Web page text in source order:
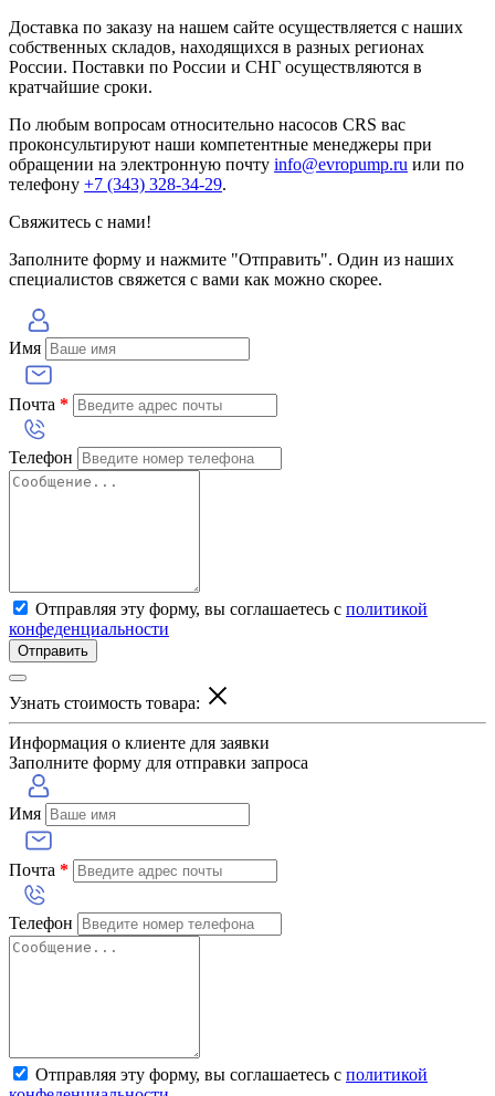
Доставка по заказу на нашем сайте осуществляется с наших
собственных складов, находящихся в разных регионах
России. Поставки по России и СНГ осуществляются в
кратчайшие сроки.
По любым вопросам относительно насосов CRS вас
проконсультируют наши компетентные менеджеры при
обращении на электронную почту info@evropump.ru или по
телефону +7 (343) 328-34-29.
Свяжитесь с нами!
Заполните форму и нажмите "Отправить". Один из наших
специалистов свяжется с вами как можно скорее.
Имя
Почта *
Телефон
Отправляя эту форму, вы соглашаетесь с политикой
конфеденциальности
Отправить
Узнать стоимость товара:
Информация о клиенте для заявки
Заполните форму для отправки запроса
Имя
Почта *
Телефон
Отправляя эту форму, вы соглашаетесь с политикой